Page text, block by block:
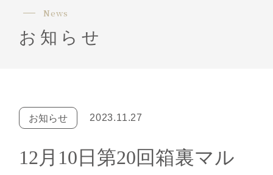
News
お 知 ら せ
お知らせ 2023.11.27
12月10日第20回箱裏マル